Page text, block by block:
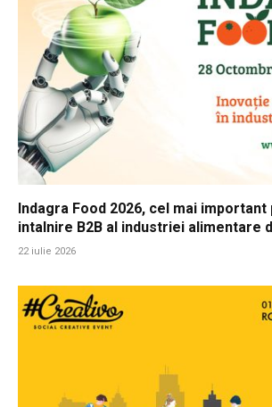
Indagra Food 2026, cel mai important
intalnire B2B al industriei alimentare
22 iulie 2026